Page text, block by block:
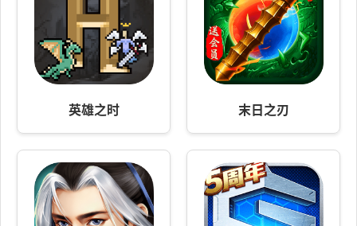
英雄之时 末日之刃